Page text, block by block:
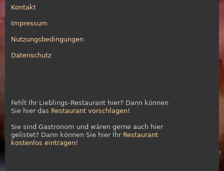
Kontakt
Impressum
Nutzungsbedingungen
Datenschutz
Fehlt Ihr Lieblings-Restaurant hier? Dann können
Sie hier das Restaurant vorschlagen!
Sie sind Gastronom und wären gerne auch hier
gelistet? Dann können Sie hier Ihr Restaurant
kostenlos eintragen!